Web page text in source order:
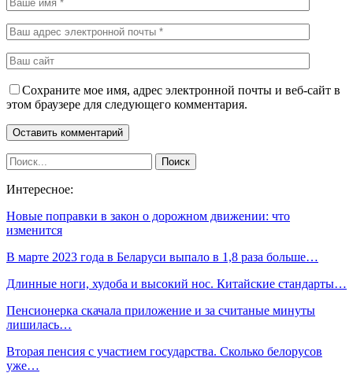
Сохраните мое имя, адрес электронной почты и веб-сайт в
этом браузере для следующего комментария.
Интересное:
Новые поправки в закон о дорожном движении: что
изменится
В марте 2023 года в Беларуси выпало в 1,8 раза больше…
Длинные ноги, худоба и высокий нос. Китайские стандарты…
Пенсионерка скачала приложение и за считаные минуты
лишилась…
Вторая пенсия с участием государства. Сколько белорусов
уже…